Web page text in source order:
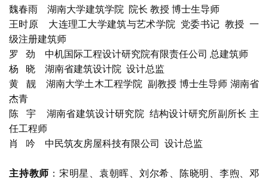
魏春雨 湖南大学建筑学院  院长 教授 博士生导师
王时原 大连理工大学建筑与艺术学院  党委书记  教授  一
级注册建筑师
罗
劲    中机国际工程设计研究院有限责任公司 总建筑师
杨 晓    湖南省建筑设计院  设计总监
黄 靓    湖南大学土木工程学院  副教授 博士生导师 湖南省
杰青
陈 宇    湖南省建筑设计研究院  结构设计研究所副所长 主
任工程师
肖
吟    中民筑友房屋科技有限公司  设计总监
主持教师 ： 宋明星、袁朝晖、刘尔希、陈晓明、李煦、邓